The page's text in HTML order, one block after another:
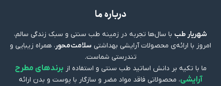
درباره ما
شهریار طب با سال‌ها تجربه در زمینه طب سنتی و سبک زندگی سالم،
امروز با ارائه‌ی محصولات آرایشی بهداشتی سلامت‌محور، همراه زیبایی و
تندرستی شماست.
ما با تکیه بر دانش اساتید طب سنتی و استفاده از برندهای مطرح
آرایشی، محصولاتی فاقد مواد مضر و سازگار با پوست و بدن ارائه